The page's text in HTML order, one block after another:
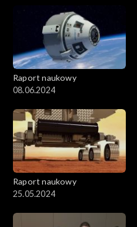
Raport naukowy
08.06.2024
Raport naukowy
25.05.2024